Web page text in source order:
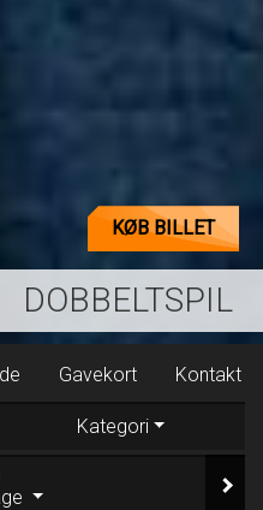
DOBBELTSPIL
KØB BILLET
Gavekort Kontakt
Kategori